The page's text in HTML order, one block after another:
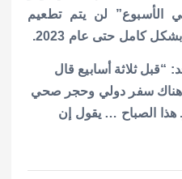
في الأسبوع” لن يتم تطعيم
كامل حتى عام 2023.
“قبل ثلاثة أسابيع قال
سفر دولي وحجر صحي
هذا الصباح … يقول إن